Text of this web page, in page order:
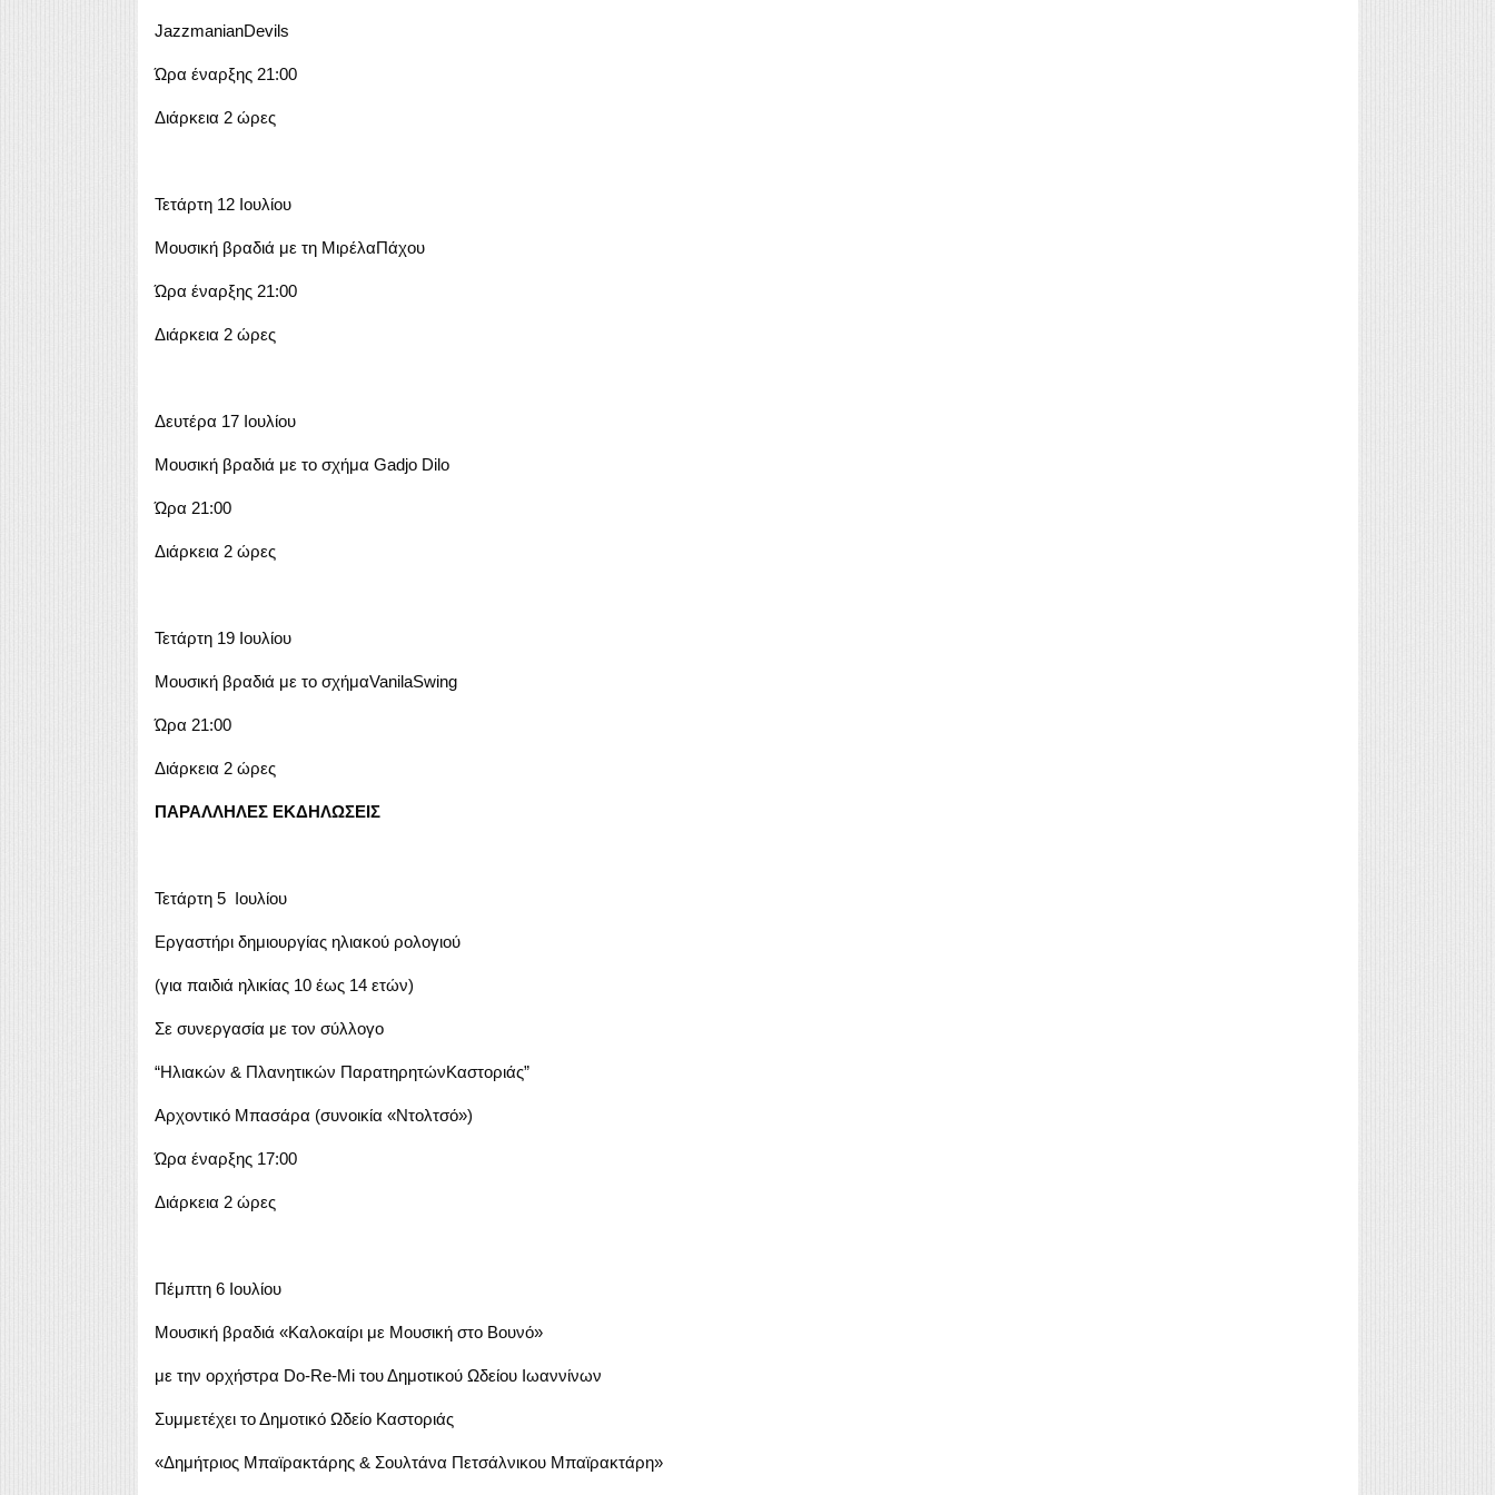
JazzmanianDevils
Ώρα έναρξης 21:00
Διάρκεια 2 ώρες
Τετάρτη 12 Ιουλίου
Μουσική βραδιά με τη ΜιρέλαΠάχου
Ώρα έναρξης 21:00
Διάρκεια 2 ώρες
Δευτέρα 17 Ιουλίου
Μουσική βραδιά με το σχήμα Gadjo Dilo
Ώρα 21:00
Διάρκεια 2 ώρες
Τετάρτη 19 Ιουλίου
Μουσική βραδιά με το σχήμαVanilaSwing
Ώρα 21:00
Διάρκεια 2 ώρες
ΠΑΡΑΛΛΗΛΕΣ ΕΚΔΗΛΩΣΕΙΣ
Τετάρτη 5 Ιουλίου
Εργαστήρι δημιουργίας ηλιακού ρολογιού
(για παιδιά ηλικίας 10 έως 14 ετών)
Σε συνεργασία με τον σύλλογο
“Ηλιακών & Πλανητικών ΠαρατηρητώνΚαστοριάς”
Αρχοντικό Μπασάρα (συνοικία «Ντολτσό»)
Ώρα έναρξης 17:00
Διάρκεια 2 ώρες
Πέμπτη 6 Ιουλίου
Μουσική βραδιά «Καλοκαίρι με Μουσική στο Βουνό»
με την ορχήστρα Do-Re-Mi του Δημοτικού Ωδείου Ιωαννίνων
Συμμετέχει το Δημοτικό Ωδείο Καστοριάς
«Δημήτριος Μπαϊρακτάρης & Σουλτάνα Πετσάλνικου Μπαϊρακτάρη»